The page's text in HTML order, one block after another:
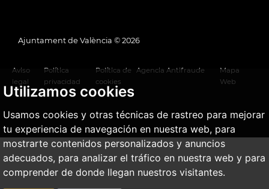
Utilizamos cookies
Usamos cookies y otras técnicas de rastreo para mejorar
tu experiencia de navegación en nuestra web, para
mostrarte contenidos personalizados y anuncios
adecuados, para analizar el tráfico en nuestra web y para
comprender de donde llegan nuestros visitantes.
Ajuntament de València © 2026
Aviso
legal
Política
privacidad
Política de
cookies
Agencia Antifraude
Mapa
Web